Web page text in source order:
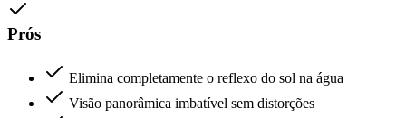
Prós
Elimina completamente o reflexo do sol na água
Visão panorâmica imbatível sem distorções